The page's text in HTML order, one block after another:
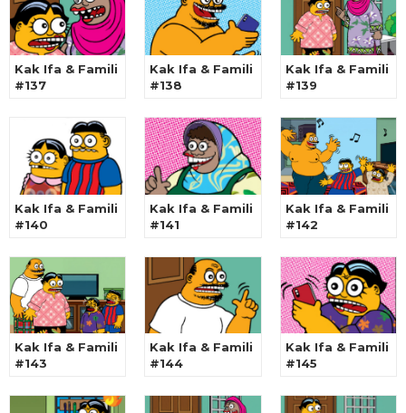
Kak Ifa & Famili
#137
Kak Ifa & Famili
#138
Kak Ifa & Famili
#139
Kak Ifa & Famili
#140
Kak Ifa & Famili
#141
Kak Ifa & Famili
#142
Kak Ifa & Famili
#143
Kak Ifa & Famili
#144
Kak Ifa & Famili
#145